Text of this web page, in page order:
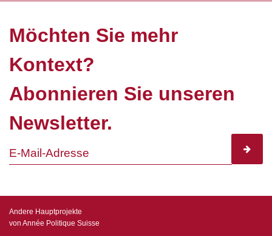
Möchten Sie mehr
Kontext?
Abonnieren Sie unseren
Newsletter.
Andere Hauptprojekte
von Année Politique Suisse